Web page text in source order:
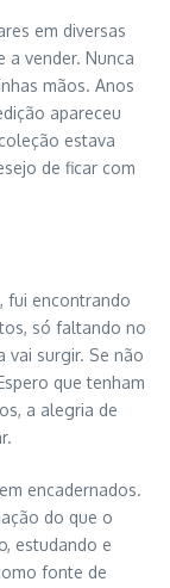
em diversas
a vender. Nunca
mãos. Anos
apareceu
estava
de ficar com
fui encontrando
só faltando no
vai surgir. Se não
que tenham
a alegria de
encadernados.
do que o
estudando e
fonte de